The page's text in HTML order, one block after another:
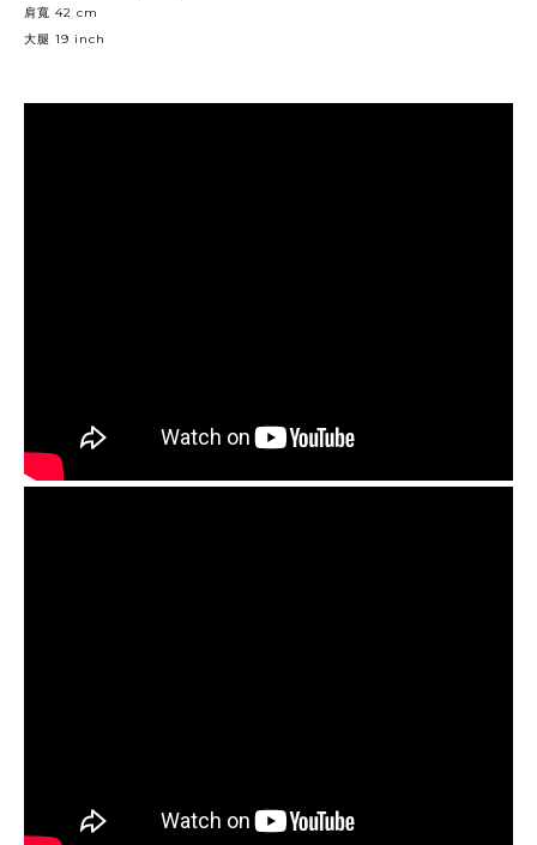
肩寬 42 cm
大腿 19 inch